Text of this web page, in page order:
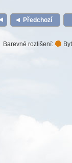
Předchozí
Barevné rozlišení: